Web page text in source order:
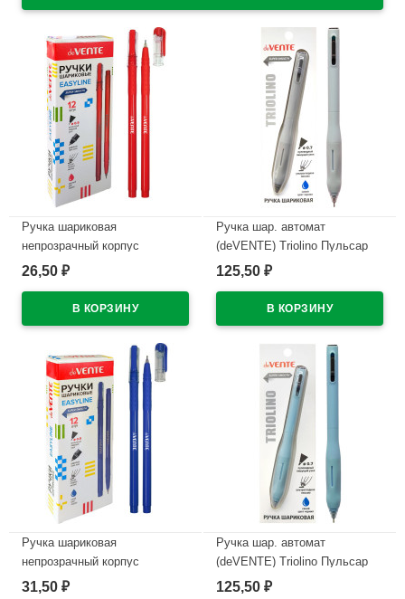
Ручка шариковая
непрозрачный корпус
(deVENTE) Простые линии
игла красный корпус
арт.5073628
В наличии
26,50 ₽
Ручка шар. автомат
(deVENTE) Triolino Пульсар
(Pulsar) н/
арт.5070611 (Ст12)
125,50 ₽
Ручка шариковая
непрозрачный корпус
(deVENTE) Простые линии
31,50 ₽
Ручка шар. автомат
(deVENTE) Triolino Пульсар
(Pulsar) н/
125,50 ₽